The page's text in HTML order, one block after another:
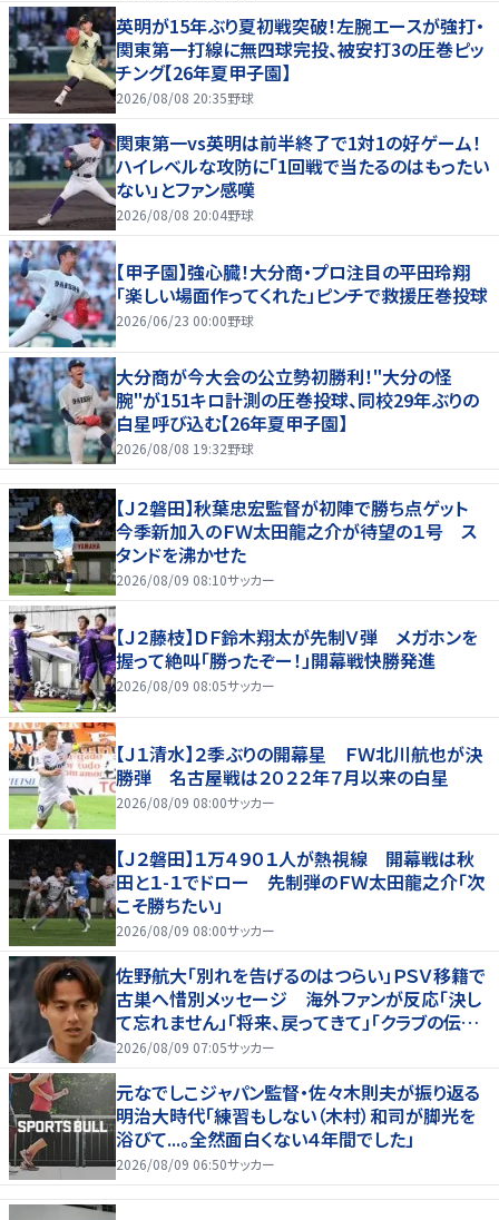
英明が15年ぶり夏初戦突破！左腕エースが強打・
関東第一打線に無四球完投、被安打3の圧巻ピッ
チング【26年夏甲子園】
2026/08/08 20:35野球
関東第一vs英明は前半終了で1対1の好ゲーム！
ハイレベルな攻防に「1回戦で当たるのはもったい
ない」とファン感嘆
2026/08/08 20:04野球
【甲子園】強心臓！大分商・プロ注目の平田玲翔
「楽しい場面作ってくれた」ピンチで救援圧巻投球
2026/06/23 00:00野球
大分商が今大会の公立勢初勝利！"大分の怪
腕"が151キロ計測の圧巻投球、同校29年ぶりの
白星呼び込む【26年夏甲子園】
2026/08/08 19:32野球
【Ｊ２磐田】秋葉忠宏監督が初陣で勝ち点ゲット
今季新加入のＦＷ太田龍之介が待望の１号 ス
タンドを沸かせた
2026/08/09 08:10サッカー
【Ｊ２藤枝】ＤＦ鈴木翔太が先制Ｖ弾 メガホンを
握って絶叫「勝ったぞー！」開幕戦快勝発進
2026/08/09 08:05サッカー
【Ｊ１清水】２季ぶりの開幕星 ＦＷ北川航也が決
勝弾 名古屋戦は２０２２年７月以来の白星
2026/08/09 08:00サッカー
【Ｊ２磐田】１万４９０１人が熱視線 開幕戦は秋
田と１-１でドロー 先制弾のＦＷ太田龍之介「次
こそ勝ちたい」
2026/08/09 08:00サッカー
佐野航大「別れを告げるのはつらい」ＰＳＶ移籍で
古巣へ惜別メッセージ 海外ファンが反応「決し
て忘れません」「将来、戻ってきて」「クラブの伝説
です」
2026/08/09 07:05サッカー
元なでしこジャパン監督・佐々木則夫が振り返る
明治大時代「練習もしない（木村）和司が脚光を
浴びて...。全然面白くない４年間でした」
2026/08/09 06:50サッカー